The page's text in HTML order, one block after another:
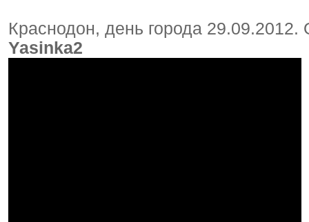
Краснодон, день города
Yasinka2